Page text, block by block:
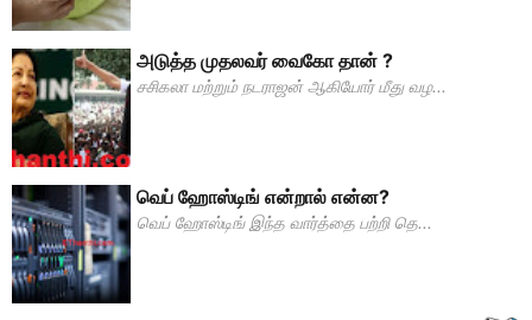
அடுத்த முதலவர் வைகோ தான் ?
சசிகலா மற்றும் நடராஜன் ஆகியோர் மீது வழ...
வெப் ஹோஸ்டிங் என்றால் என்ன?
வெப் ஹோஸ்டிங் இந்த வார்த்தை பற்றி தெ...